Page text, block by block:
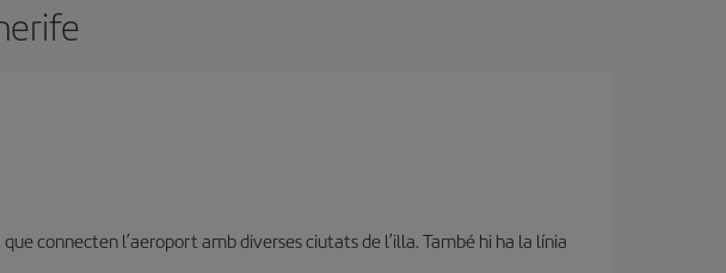
connecten l’aeroport amb diverses ciutats de l’illa. També hi ha la línia